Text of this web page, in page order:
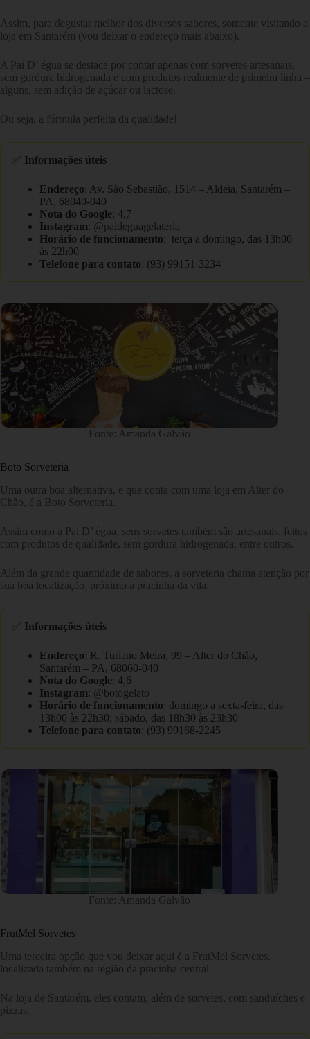
Assim, para degustar melhor dos diversos sabores, somente visitando a
loja em Santarém (vou deixar o endereço mais abaixo).
A Pai D’ égua se destaca por contar apenas com sorvetes artesanais,
sem gordura hidrogenada e com produtos realmente de primeira linha –
alguns, sem adição de açúcar ou lactose.
Ou seja, a fórmula perfeita da qualidade!
Informações úteis
Endereço: Av. São Sebastião, 1514 – Aldeia, Santarém –
PA, 68040-040
Nota do Google: 4,7
Instagram: @paideguagelateria
Horário de funcionamento: terça a domingo, das 13h00
às 22h00
Telefone para contato: (93) 99151-3234
Fonte: Amanda Galvão
Boto Sorveteria
Uma outra boa alternativa, e que conta com uma loja em Alter do
Chão, é a Boto Sorveteria.
Assim como a Pai D’ égua, seus sorvetes também são artesanais, feitos
com produtos de qualidade, sem gordura hidrogenada, entre outros.
Além da grande quantidade de sabores, a sorveteria chama atenção por
sua boa localização, próximo a pracinha da vila.
Informações úteis
Endereço: R. Turiano Meira, 99 – Alter do Chão,
Santarém – PA, 68060-040
Nota do Google: 4,6
Instagram: @botogelato
Horário de funcionamento: domingo a sexta-feira, das
13h00 às 22h30; sábado, das 18h30 às 23h30
Telefone para contato: (93) 99168-2245
Fonte: Amanda Galvão
FrutMel Sorvetes
Uma terceira opção que vou deixar aqui é a FrutMel Sorvetes,
localizada também na região da pracinha central.
Na loja de Santarém, eles contam, além de sorvetes, com sanduíches e
pizzas.